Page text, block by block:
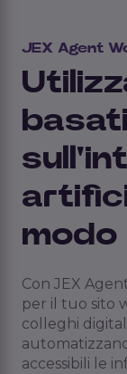
JEX Agent
basati
modo
Con JEX
per il tuo sito
colleghi
accessibili le